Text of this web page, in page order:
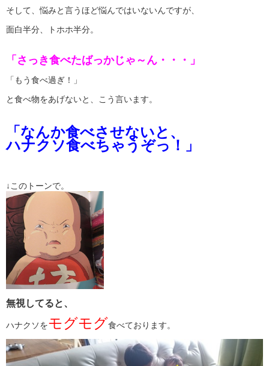
そして、悩みと言うほど悩んではいないんですが、
面白半分、トホホ半分。
「さっき食べたばっかじゃ～ん・・・」
「もう食べ過ぎ！」
と食べ物をあげないと、こう言います。
「なんか食べさせないと、
ハナクソ食べちゃうぞっ！」
↓このトーンで。
無視してると、
ハナクソをモグモグ食べております。